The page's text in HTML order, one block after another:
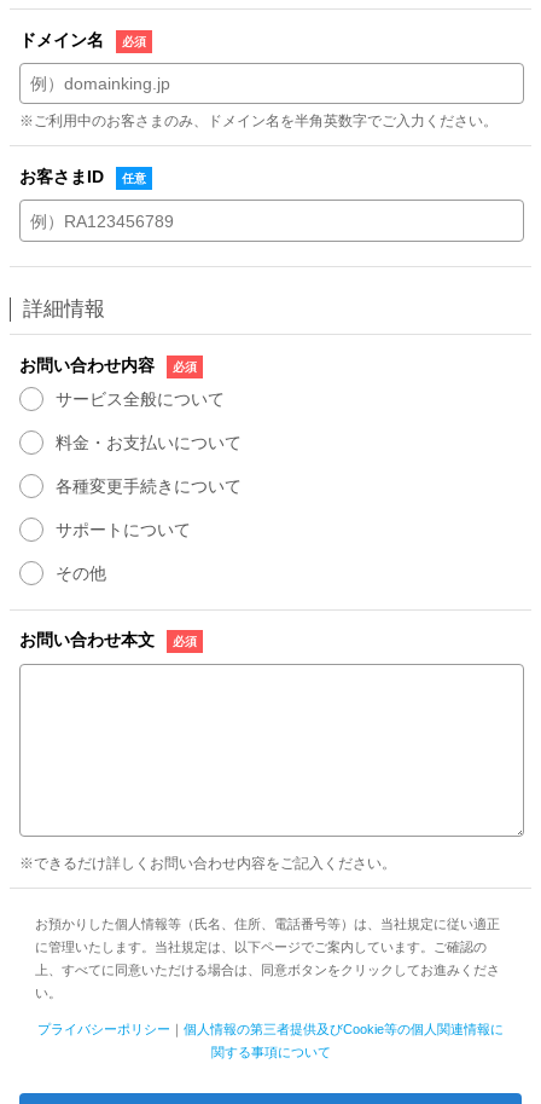
ドメイン名
※ご利用中のお客さまのみ、ドメイン名を半角英数字でご入力ください。
お客さまID
詳細情報
お問い合わせ内容
サービス全般について
料金・お支払いについて
各種変更手続きについて
サポートについて
その他
お問い合わせ本文
※できるだけ詳しくお問い合わせ内容をご記入ください。
お預かりした個人情報等（氏名、住所、電話番号等）は、当社規定に従い適正
に管理いたします。当社規定は、以下ページでご案内しています。ご確認の
上、すべてに同意いただける場合は、同意ボタンをクリックしてお進みくださ
い。
プライバシーポリシー
個人情報の第三者提供及びCookie等の個人関連情報に
関する事項について